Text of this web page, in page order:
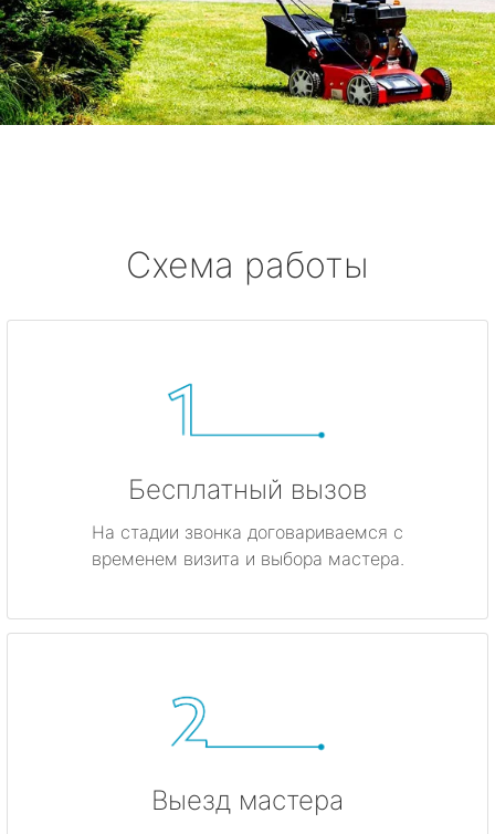
Схема работы
Бесплатный вызов
На стадии звонка договариваемся с
временем визита и выбора мастера.
Выезд мастера